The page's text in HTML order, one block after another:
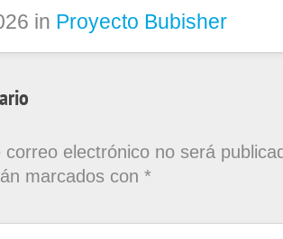
in Proyecto Bubisher
correo electrónico no será
marcados con *